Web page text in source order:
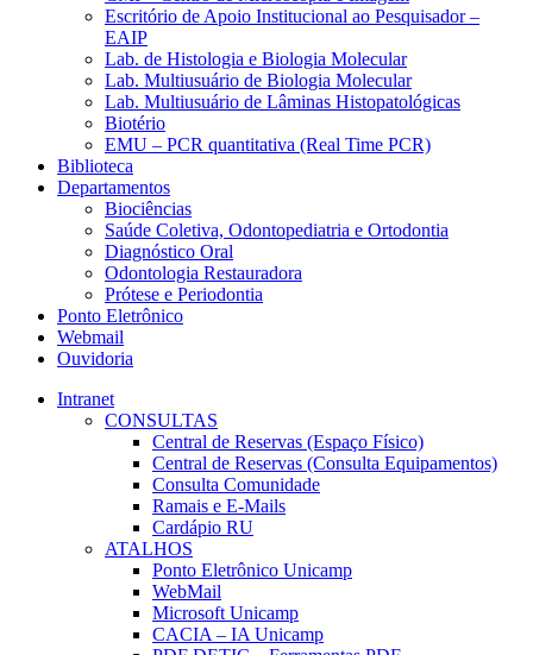
Escritório de Apoio Institucional ao Pesquisador –
EAIP
Lab. de Histologia e Biologia Molecular
Lab. Multiusuário de Biologia Molecular
Lab. Multiusuário de Lâminas Histopatológicas
Biotério
EMU – PCR quantitativa (Real Time PCR)
Biblioteca
Departamentos
Biociências
Saúde Coletiva, Odontopediatria e Ortodontia
Diagnóstico Oral
Odontologia Restauradora
Prótese e Periodontia
Ponto Eletrônico
Webmail
Ouvidoria
Intranet
CONSULTAS
Central de Reservas (Espaço Físico)
Central de Reservas (Consulta Equipamentos)
Consulta Comunidade
Ramais e E-Mails
Cardápio RU
ATALHOS
Ponto Eletrônico Unicamp
WebMail
Microsoft Unicamp
CACIA – IA Unicamp